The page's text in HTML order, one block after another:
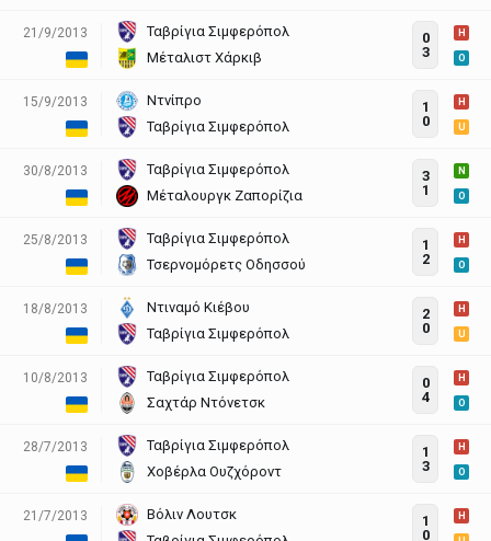
21/9/2013
Ταβρίγια Σιμφερόπολ
Μέταλιστ Χάρκιβ
0
3
H
O
15/9/2013
Ντνίπρο
Ταβρίγια Σιμφερόπολ
1
0
H
U
30/8/2013
Ταβρίγια Σιμφερόπολ
Μέταλουργκ Ζαπορίζια
3
1
N
O
25/8/2013
Ταβρίγια Σιμφερόπολ
Τσερνομόρετς Οδησσού
1
2
H
O
18/8/2013
Ντιναμό Κιέβου
Ταβρίγια Σιμφερόπολ
2
0
H
U
10/8/2013
Ταβρίγια Σιμφερόπολ
Σαχτάρ Ντόνετσκ
0
4
H
O
28/7/2013
Ταβρίγια Σιμφερόπολ
Χοβέρλα Ουζχόροντ
1
3
H
O
21/7/2013
Βόλιν Λουτσκ
1
0
H